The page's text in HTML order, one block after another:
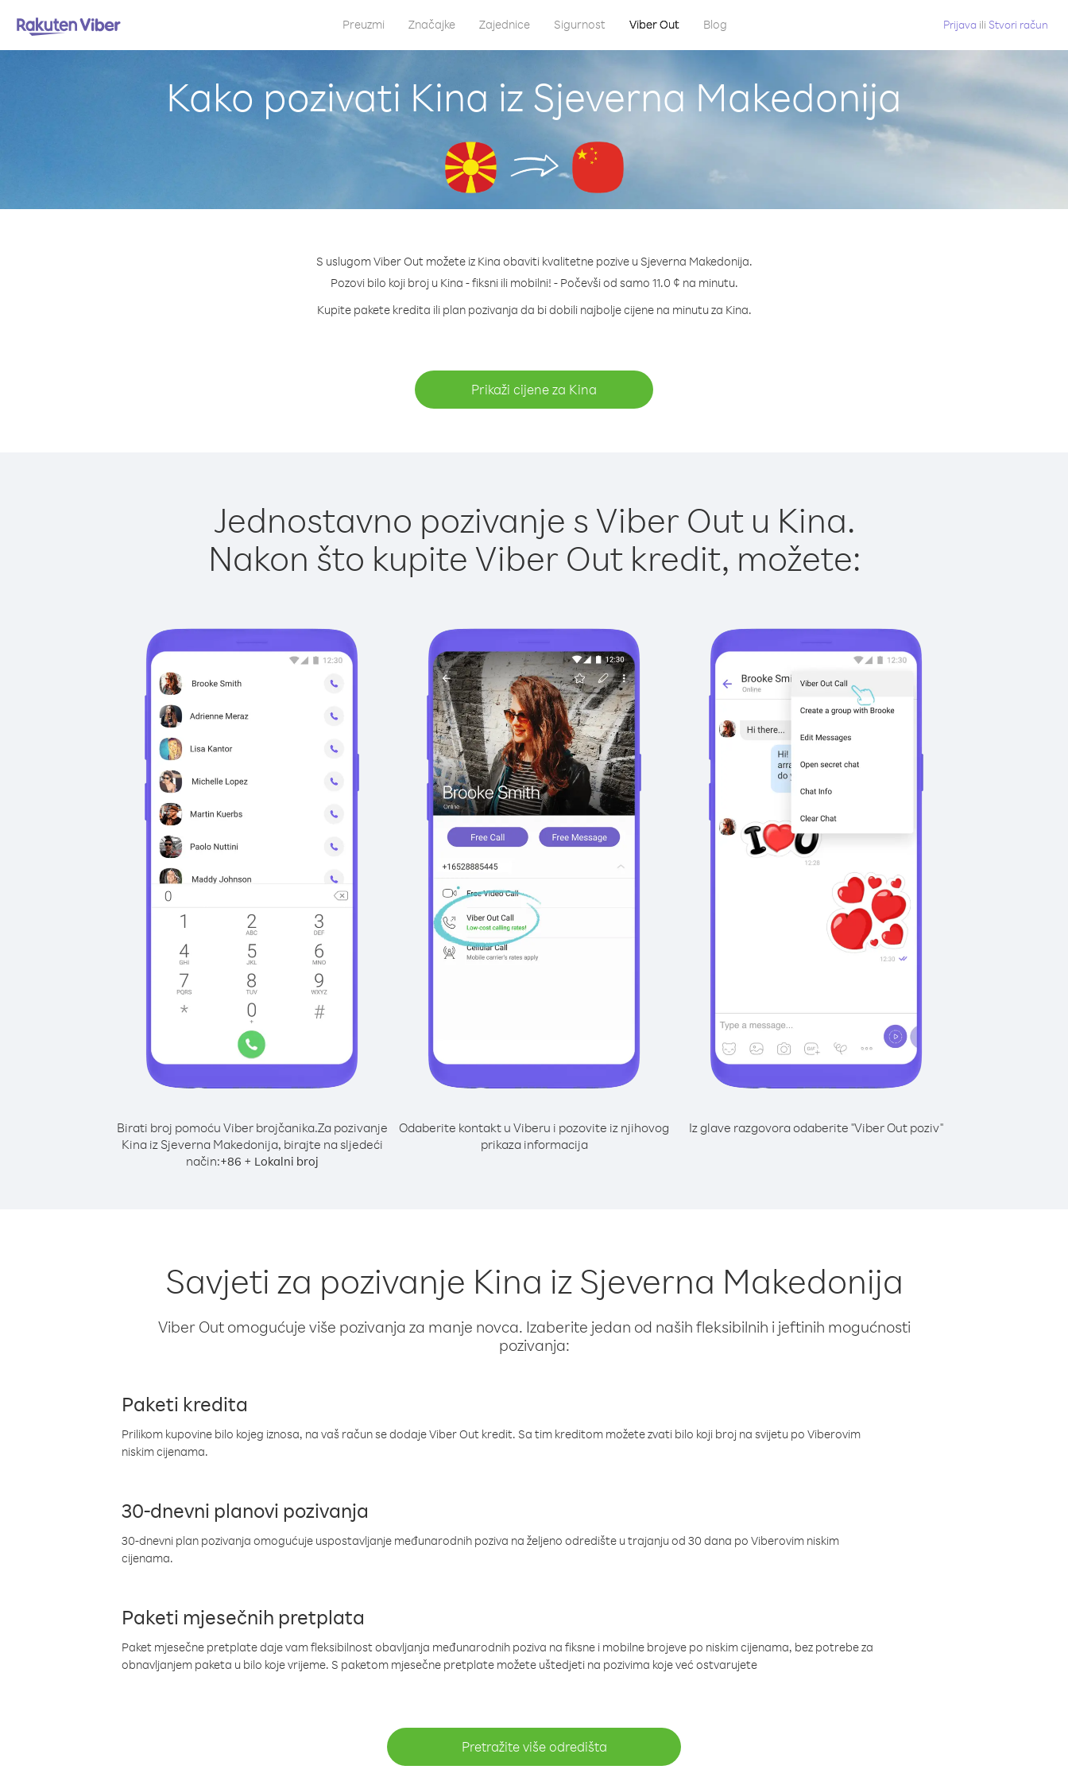
Preuzmi Značajke Zajednice Sigurnost Viber Out Blog Prijava ili Stvori račun
Kako pozivati Kina iz Sjeverna Makedonija
S uslugom Viber Out možete iz Kina obaviti kvalitetne pozive u Sjeverna Makedonija.
Pozovi bilo koji broj u Kina - fiksni ili mobilni! - Počevši od samo 11.0 ¢ na minutu.
Kupite pakete kredita ili plan pozivanja da bi dobili najbolje cijene na minutu za Kina.
Prikaži cijene za Kina
Jednostavno pozivanje s Viber Out u Kina.
Nakon što kupite Viber Out kredit, možete:
Birati broj pomoću Viber brojčanika.Za pozivanje
Kina iz Sjeverna Makedonija, birajte na sljedeći
način:+86 + Lokalni broj
Odaberite kontakt u Viberu i pozovite iz njihovog
prikaza informacija
Iz glave razgovora odaberite "Viber Out poziv"
Savjeti za pozivanje Kina iz Sjeverna Makedonija
Viber Out omogućuje više pozivanja za manje novca. Izaberite jedan od naših fleksibilnih i jeftinih mogućnosti
pozivanja:
Paketi kredita
Prilikom kupovine bilo kojeg iznosa, na vaš račun se dodaje Viber Out kredit. Sa tim kreditom možete zvati bilo koji broj na svijetu po Viberovim
niskim cijenama.
30-dnevni planovi pozivanja
30-dnevni plan pozivanja omogućuje uspostavljanje međunarodnih poziva na željeno odredište u trajanju od 30 dana po Viberovim niskim
cijenama.
Paketi mjesečnih pretplata
Paket mjesečne pretplate daje vam fleksibilnost obavljanja međunarodnih poziva na fiksne i mobilne brojeve po niskim cijenama, bez potrebe za
obnavljanjem paketa u bilo koje vrijeme. S paketom mjesečne pretplate možete uštedjeti na pozivima koje već ostvarujete
Pretražite više odredišta